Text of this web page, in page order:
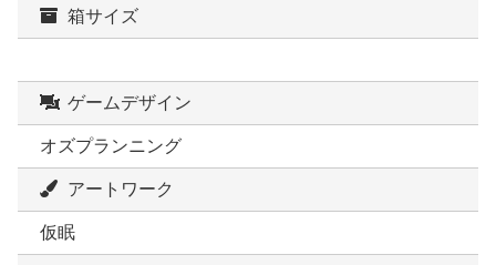
箱サイズ
ゲームデザイン
オズプランニング
アートワーク
仮眠